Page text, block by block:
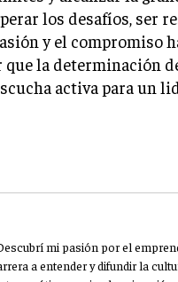
los desafíos, ser
y el compromiso
la determinación
activa para un
mi pasión por el
a entender y difundir la